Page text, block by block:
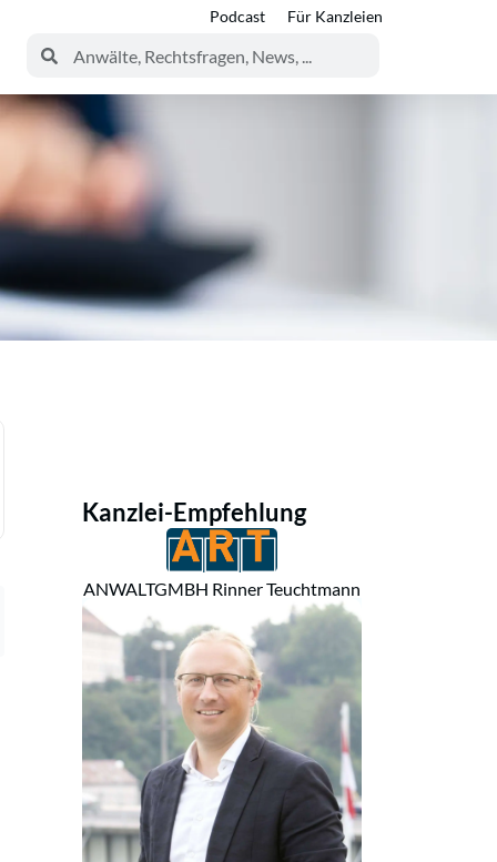
Podcast Für Kanzleien
Kanzlei-Empfehlung
ANWALTGMBH Rinner Teuchtmann